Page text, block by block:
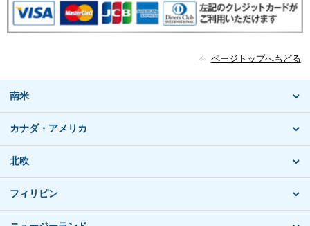
ページトップへもどる
南米
カナダ・アメリカ
北欧
フィリピン